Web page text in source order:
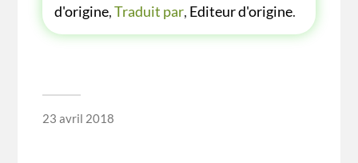
d'origine,Traduit par, Editeur d'origine.
23 avril 2018